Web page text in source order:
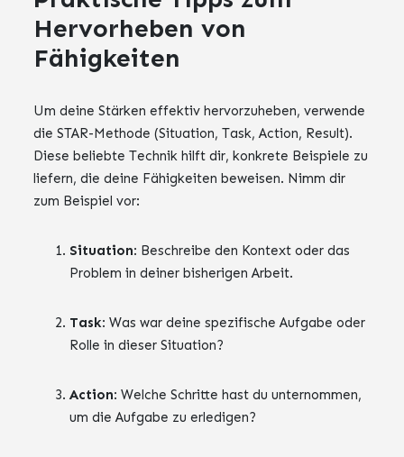
Hervorheben von
Fähigkeiten
Um deine Stärken effektiv hervorzuheben, verwende
die STAR-Methode (Situation, Task, Action, Result).
Diese beliebte Technik hilft dir, konkrete Beispiele zu
liefern, die deine Fähigkeiten beweisen. Nimm dir
zum Beispiel vor:
Situation: Beschreibe den Kontext oder das
Problem in deiner bisherigen Arbeit.
Task: Was war deine spezifische Aufgabe oder
Rolle in dieser Situation?
Action: Welche Schritte hast du unternommen,
um die Aufgabe zu erledigen?